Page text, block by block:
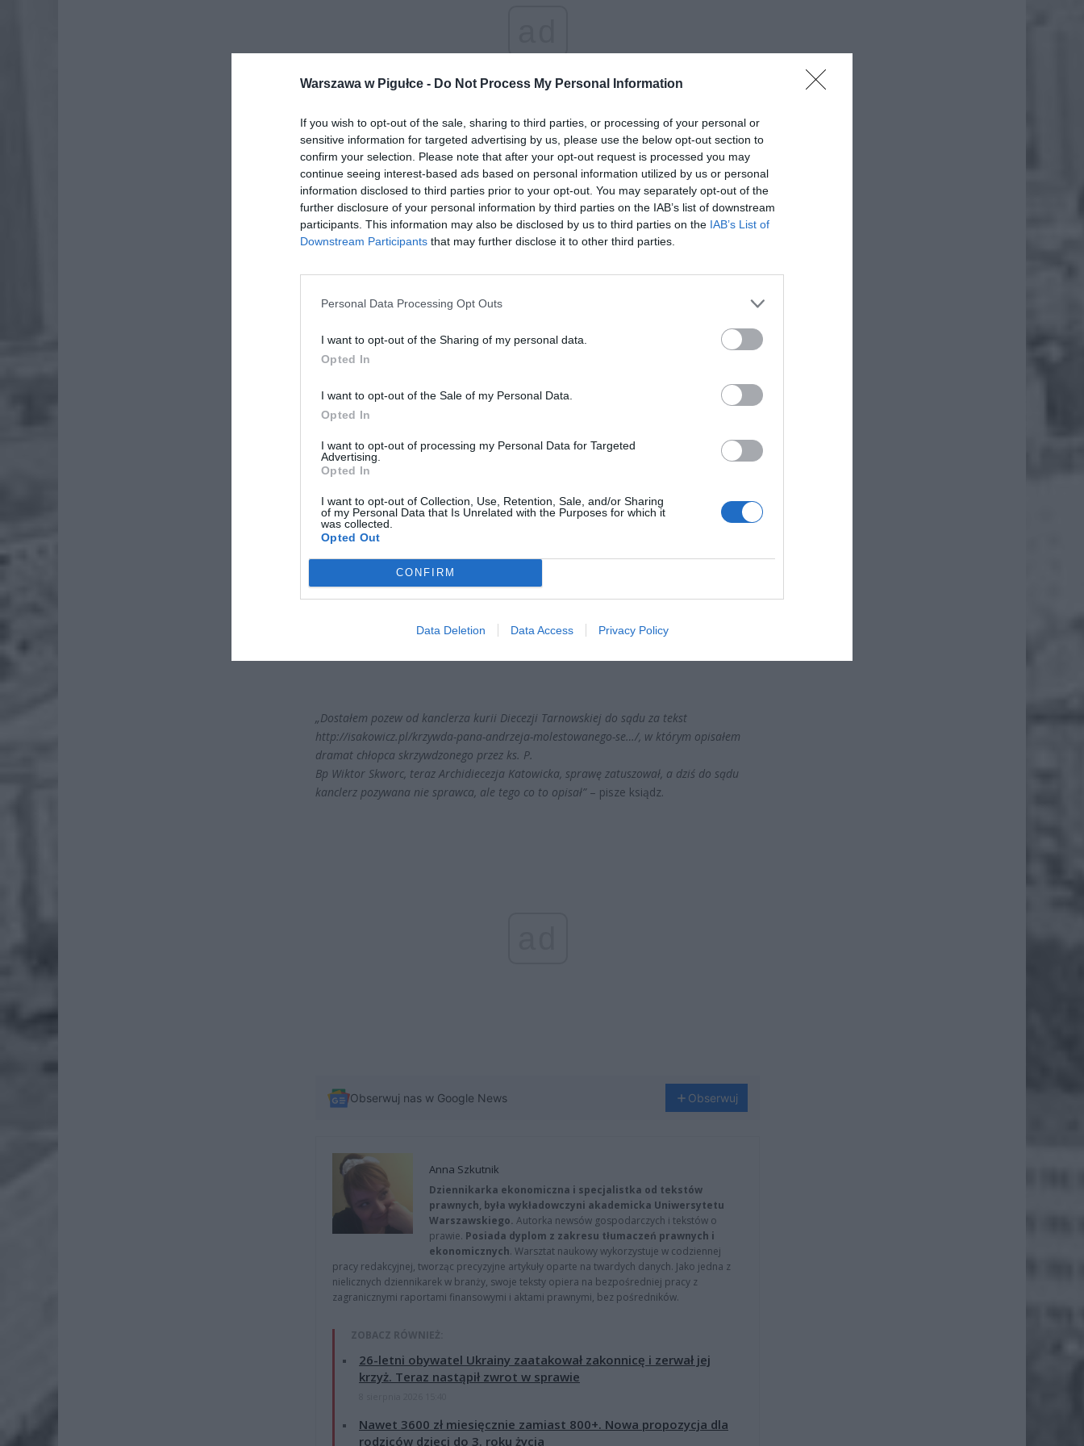
Warszawa w Pigułce - Do Not Process My Personal Information
If you wish to opt-out of the sale, sharing to third parties, or processing of your personal or
sensitive information for targeted advertising by us, please use the below opt-out section to
confirm your selection. Please note that after your opt-out request is processed you may
continue seeing interest-based ads based on personal information utilized by us or personal
information disclosed to third parties prior to your opt-out. You may separately opt-out of the
further disclosure of your personal information by third parties on the IAB’s list of downstream
participants. This information may also be disclosed by us to third parties on the IAB’s List of
Downstream Participants that may further disclose it to other third parties.
Personal Data Processing Opt Outs
I want to opt-out of the Sharing of my personal data.
Opted In
I want to opt-out of the Sale of my Personal Data.
Opted In
I want to opt-out of processing my Personal Data for Targeted
Advertising.
Opted In
I want to opt-out of Collection, Use, Retention, Sale, and/or Sharing
of my Personal Data that Is Unrelated with the Purposes for which it
was collected.
Opted Out
CONFIRM
Data Deletion Data Access Privacy Policy
Dodaj nas do preferowanych źródeł w Google Dodaj
„Dostałem pozew od kanclerza kurii Diecezji Tarnowskiej do sądu za tekst
http://isakowicz.pl/krzywda-pana-andrzeja-molestowanego-se…/, w którym opisałem
dramat chłopca skrzywdzonego przez ks. P.
Bp Wiktor Skworc, teraz Archidiecezja Katowicka, sprawę zatuszował, a dziś do sądu
kanclerz pozywana nie sprawca, ale tego co to opisał”– pisze ksiądz.
Obserwuj nas w Google News Obserwuj
Anna Szkutnik
Dziennikarka ekonomiczna i specjalistka od tekstów
prawnych, była wykładowczyni akademicka Uniwersytetu
Warszawskiego. Autorka newsów gospodarczych i tekstów o
prawie. Posiada dyplom z zakresu tłumaczeń prawnych i
ekonomicznych. Warsztat naukowy wykorzystuje w codziennej
pracy redakcyjnej, tworząc precyzyjne artykuły oparte na twardych danych. Jako jedna z
nielicznych dziennikarek w branży, swoje teksty opiera na bezpośredniej pracy z
zagranicznymi raportami finansowymi i aktami prawnymi, bez pośredników.
ZOBACZ RÓWNIEŻ:
26-letni obywatel Ukrainy zaatakował zakonnicę i zerwał jej
krzyż. Teraz nastąpił zwrot w sprawie
Nawet 3600 zł miesięcznie zamiast 800+. Nowa propozycja dla
rodziców dzieci do 3. roku życia